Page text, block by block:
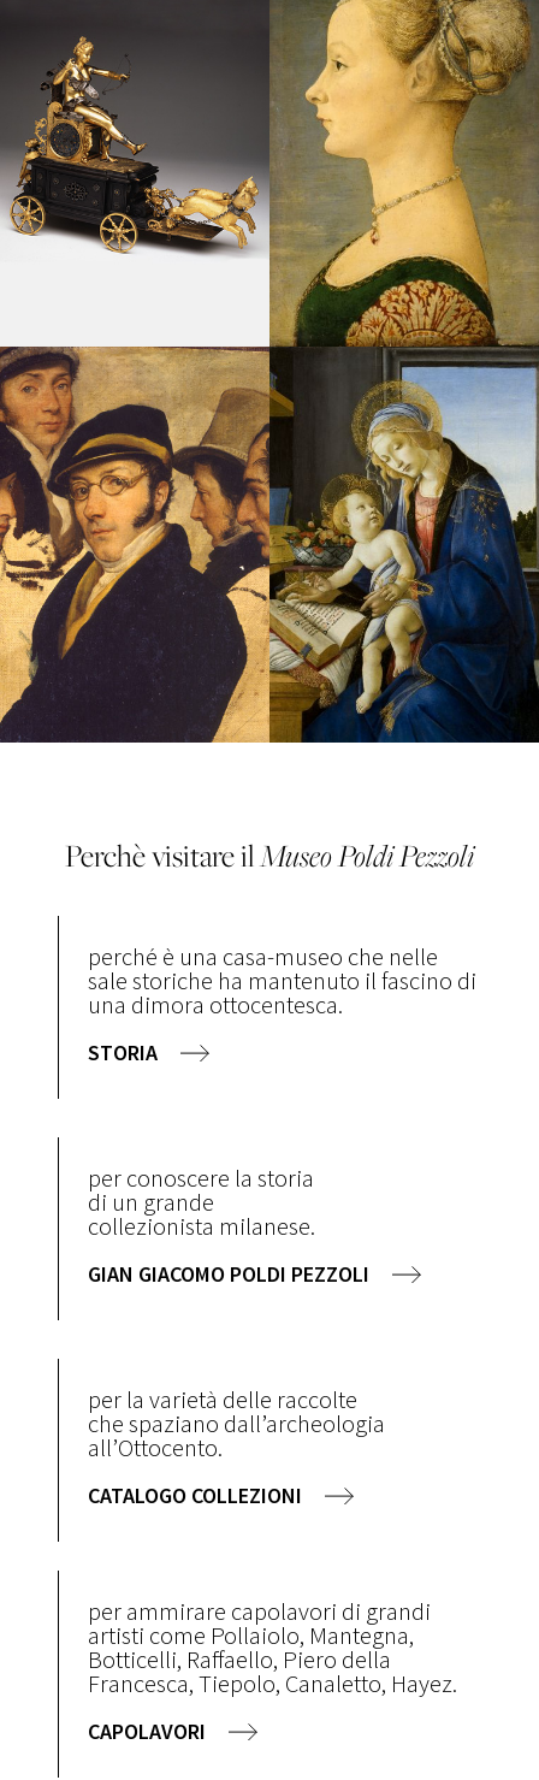
Perchè visitare ilMuseoPoldi Pezzoli
perché è una casa-museo che nelle
sale storiche ha mantenuto il fascino di
una dimora ottocentesca.
STORIA
per conoscere la storia
di un grande
collezionista milanese.
GIAN GIACOMO POLDI PEZZOLI
per la varietà delle raccolte
che spaziano dall’archeologia
all’Ottocento.
CATALOGO COLLEZIONI
per ammirare capolavori di grandi
artisti come Pollaiolo, Mantegna,
Botticelli, Raffaello, Piero della
Francesca, Tiepolo, Canaletto, Hayez.
CAPOLAVORI